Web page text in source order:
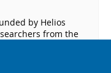
by Helios
from the
world